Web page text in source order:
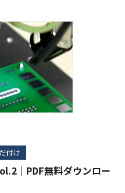
付け
｜PDF無料ダウンロー